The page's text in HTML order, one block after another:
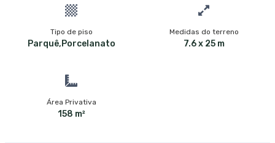
Tipo de piso
Parquê,Porcelanato
Medidas do terreno
7.6 x 25 m
Área Privativa
158 m²